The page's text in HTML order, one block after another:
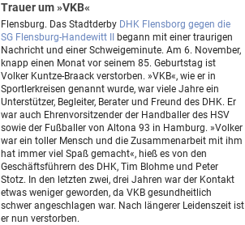
Trauer um »VKB«
Flensburg. Das Stadtderby DHK Flensborg gegen die
SG Flensburg-Handewitt II begann mit einer traurigen
Nachricht und einer Schweigeminute. Am 6. November,
knapp einen Monat vor seinem 85. Geburtstag ist
Volker Kuntze-Braack verstorben. »VKB«, wie er in
Sportlerkreisen genannt wurde, war viele Jahre ein
Unterstützer, Begleiter, Berater und Freund des DHK. Er
war auch Ehrenvorsitzender der Handballer des HSV
sowie der Fußballer von Altona 93 in Hamburg. »Volker
war ein toller Mensch und die Zusammenarbeit mit ihm
hat immer viel Spaß gemacht«, hieß es von den
Geschäftsführern des DHK, Tim Blohme und Peter
Stotz. In den letzten zwei, drei Jahren war der Kontakt
etwas weniger geworden, da VKB gesundheitlich
schwer angeschlagen war. Nach längerer Leidenszeit ist
er nun verstorben.